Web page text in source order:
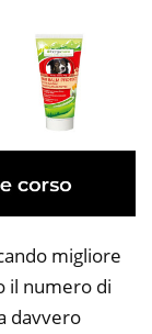
migliore
il numero di
davvero